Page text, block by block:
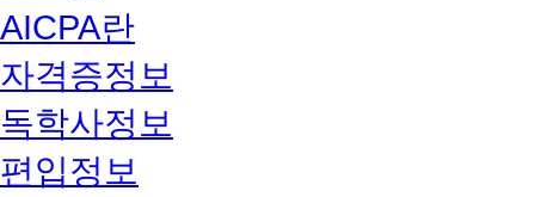
AICPA란
자격증정보
독학사정보
편입정보